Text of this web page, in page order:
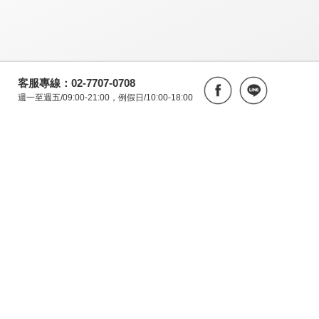
客服專線：02-7707-0708
週一至週五/09:00-21:00，例假日/10:00-18:00